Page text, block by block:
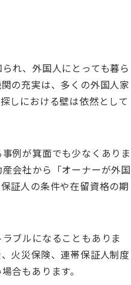
れ、外国人にとっても暮ら
の充実は、多くの外国人家
しにおける壁は依然として
例が箕面でも少なくありま
会社から「オーナーが外国
証人の条件や在留資格の期
ブルになることもありま
火災保険、連帯保証人制度
合もあります。